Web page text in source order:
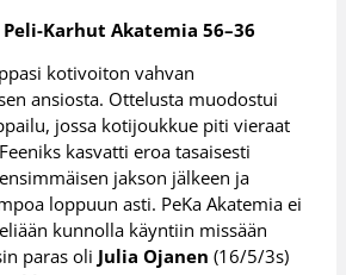
Peli-Karhut Akatemia 56–36
kotivoiton vahvan
ansiosta. Ottelusta muodostui
jossa kotijoukkue piti vieraat
kasvatti eroa tasaisesti
jakson jälkeen ja
loppuun asti. PeKa Akatemia ei
kunnolla käyntiin missään
paras oli Julia Ojanen (16/5/3s)